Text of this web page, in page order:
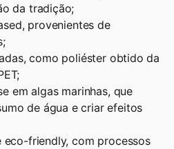
da tradição;
provenientes de
como poliéster obtido da
em algas marinhas, que
de água e criar efeitos
eco-friendly, com processos